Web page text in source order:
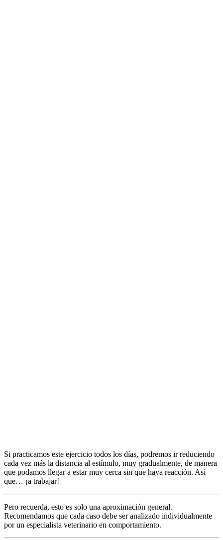
Si practicamos este ejercicio todos los días, podremos ir reduciendo
cada vez más la distancia al estímulo, muy gradualmente, de manera
que podamos llegar a estar muy cerca sin que haya reacción. Así
que… ¡a trabajar!
Pero recuerda, esto es solo una aproximación general.
Recomendamos que cada caso debe ser analizado individualmente
por un especialista veterinario en comportamiento.